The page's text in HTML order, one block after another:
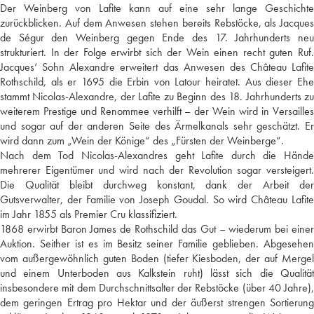
Der Weinberg von Lafite kann auf eine sehr lange Geschichte
zurückblicken. Auf dem Anwesen stehen bereits Rebstöcke, als Jacques
de Ségur den Weinberg gegen Ende des 17. Jahrhunderts neu
strukturiert. In der Folge erwirbt sich der Wein einen recht guten Ruf.
Jacques‘ Sohn Alexandre erweitert das Anwesen des Château Lafite
Rothschild, als er 1695 die Erbin von Latour heiratet. Aus dieser Ehe
stammt Nicolas-Alexandre, der Lafite zu Beginn des 18. Jahrhunderts zu
weiterem Prestige und Renommee verhilft – der Wein wird in Versailles
und sogar auf der anderen Seite des Ärmelkanals sehr geschätzt. Er
wird dann zum „Wein der Könige“ des „Fürsten der Weinberge“.
Nach dem Tod Nicolas-Alexandres geht Lafite durch die Hände
mehrerer Eigentümer und wird nach der Revolution sogar versteigert.
Die Qualität bleibt durchweg konstant, dank der Arbeit der
Gutsverwalter, der Familie von Joseph Goudal. So wird Château Lafite
im Jahr 1855 als Premier Cru klassifiziert.
1868 erwirbt Baron James de Rothschild das Gut – wiederum bei einer
Auktion. Seither ist es im Besitz seiner Familie geblieben. Abgesehen
vom außergewöhnlich guten Boden (tiefer Kiesboden, der auf Mergel
und einem Unterboden aus Kalkstein ruht) lässt sich die Qualität
insbesondere mit dem Durchschnittsalter der Rebstöcke (über 40 Jahre),
dem geringen Ertrag pro Hektar und der äußerst strengen Sortierung